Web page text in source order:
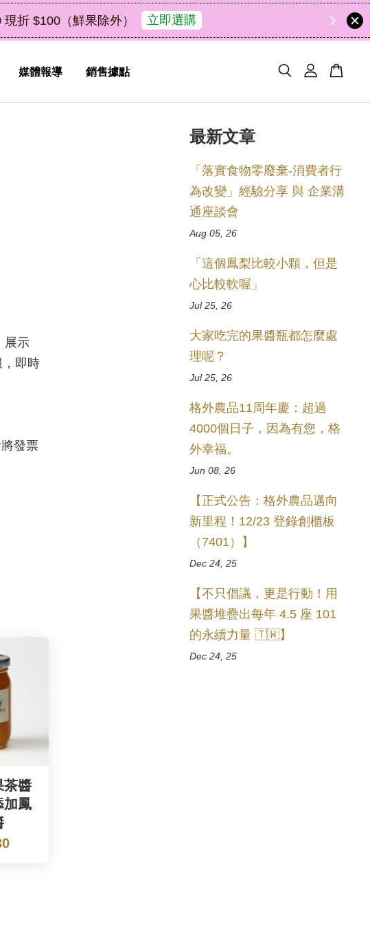
禮自用兩相宜 了解詳情 48
天
22
小時
媒體報導 銷售據點
展示
即時
發票
茶醬
加鳳
最新文章
「落實食物零廢棄-消費者行
為改變」經驗分享 與 企業溝
通座談會
Aug 05, 26
「這個鳳梨比較小顆，但是
心比較軟喔」
Jul 25, 26
大家吃完的果醬瓶都怎麼處
理呢？
Jul 25, 26
格外農品11周年慶：超過
4000個日子，因為有您，格
外幸福。
Jun 08, 26
【正式公告：格外農品邁向
新里程！12/23 登錄創櫃板
（7401）】
Dec 24, 25
【不只倡議，更是行動！用
果醬堆疊出每年 4.5 座 101
的永續力量 🇹🇼】
Dec 24, 25